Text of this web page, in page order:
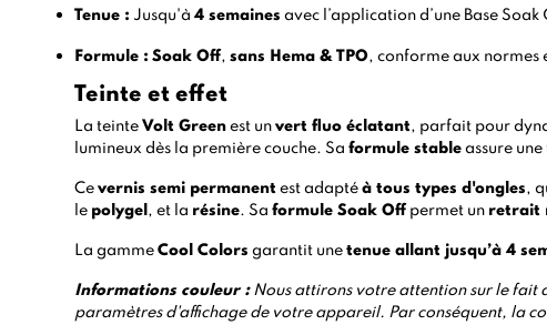
Tenue : Jusqu'à4 semaines avec l’application d’une Base Soak
Formule : Soak Off,sans Hema & TPO, conforme aux normes
Teinte et effet
La teinteVolt Green est unvert fluo éclatant, parfait pour
lumineux dès la première couche. Saformule stable assure
Cevernis semi permanent est adaptéà tous types d'ongles,
le polygel , et la résine. Saformule Soak Off permet un retrait
La gammeCool Colors garantit unetenue allant jusqu’à 4
Informationscouleur :Nous attirons votre attention sur le fait
paramètres d'affichage de votre appareil. Par conséquent, la